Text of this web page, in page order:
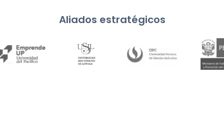
Aliados estratégicos